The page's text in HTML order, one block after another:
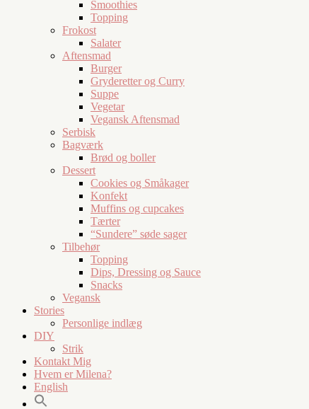
Smoothies
Topping
Frokost
Salater
Aftensmad
Burger
Gryderetter og Curry
Suppe
Vegetar
Vegansk Aftensmad
Serbisk
Bagværk
Brød og boller
Dessert
Cookies og Småkager
Konfekt
Muffins og cupcakes
Tærter
“Sundere” søde sager
Tilbehør
Topping
Dips, Dressing og Sauce
Snacks
Vegansk
Stories
Personlige indlæg
DIY
Strik
Kontakt Mig
Hvem er Milena?
English